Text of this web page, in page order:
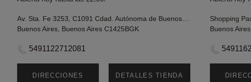
Buenos Aires, Buenos Aires C1425BGK
5491122712081
DIRECCIONES DETALLES TIENDA
Buenos